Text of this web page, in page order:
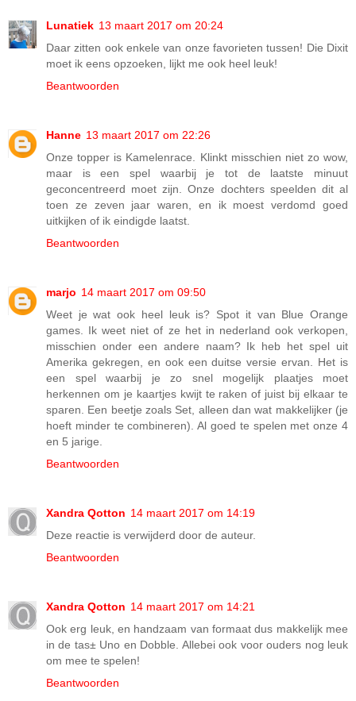
Lunatiek 13 maart 2017 om 20:24
Daar zitten ook enkele van onze favorieten tussen! Die Dixit
moet ik eens opzoeken, lijkt me ook heel leuk!
Beantwoorden
Hanne 13 maart 2017 om 22:26
Onze topper is Kamelenrace. Klinkt misschien niet zo wow,
maar is een spel waarbij je tot de laatste minuut
geconcentreerd moet zijn. Onze dochters speelden dit al
toen ze zeven jaar waren, en ik moest verdomd goed
uitkijken of ik eindigde laatst.
Beantwoorden
marjo 14 maart 2017 om 09:50
Weet je wat ook heel leuk is? Spot it van Blue Orange
games. Ik weet niet of ze het in nederland ook verkopen,
misschien onder een andere naam? Ik heb het spel uit
Amerika gekregen, en ook een duitse versie ervan. Het is
een spel waarbij je zo snel mogelijk plaatjes moet
herkennen om je kaartjes kwijt te raken of juist bij elkaar te
sparen. Een beetje zoals Set, alleen dan wat makkelijker (je
hoeft minder te combineren). Al goed te spelen met onze 4
en 5 jarige.
Beantwoorden
Xandra Qotton 14 maart 2017 om 14:19
Deze reactie is verwijderd door de auteur.
Beantwoorden
Xandra Qotton 14 maart 2017 om 14:21
Ook erg leuk, en handzaam van formaat dus makkelijk mee
in de tas± Uno en Dobble. Allebei ook voor ouders nog leuk
om mee te spelen!
Beantwoorden